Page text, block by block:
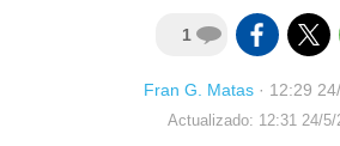
1
Fran G. Matas· 12:29
Actualizado: 12:31 24/5/